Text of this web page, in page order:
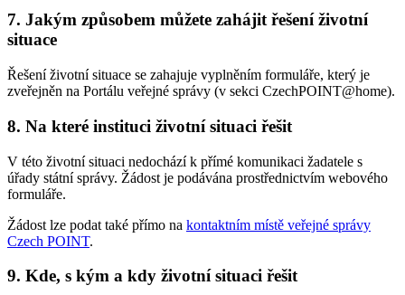
7. Jakým způsobem můžete zahájit řešení životní
situace
Řešení životní situace se zahajuje vyplněním formuláře, který je
zveřejněn na Portálu veřejné správy (v sekci CzechPOINT@home).
8. Na které instituci životní situaci řešit
V této životní situaci nedochází k přímé komunikaci žadatele s
úřady státní správy. Žádost je podávána prostřednictvím webového
formuláře.
Žádost lze podat také přímo na kontaktním místě veřejné správy
Czech POINT.
9. Kde, s kým a kdy životní situaci řešit